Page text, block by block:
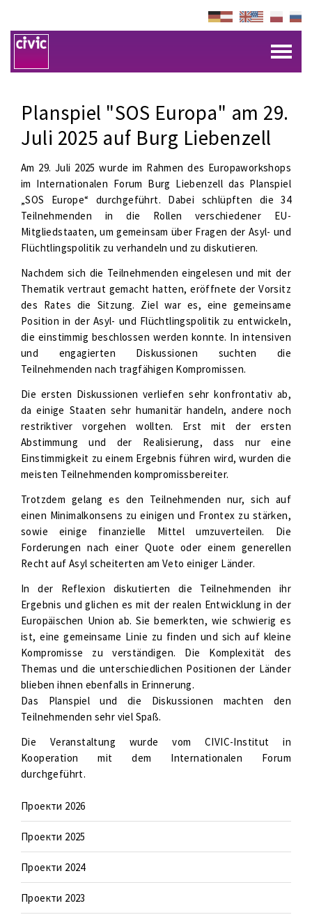
Planspiel "SOS Europa" am 29.
Juli 2025 auf Burg Liebenzell
Am 29. Juli 2025 wurde im Rahmen des Europaworkshops
im Internationalen Forum Burg Liebenzell das Planspiel
„SOS Europe“ durchgeführt. Dabei schlüpften die 34
Teilnehmenden in die Rollen verschiedener EU-
Mitgliedstaaten, um gemeinsam über Fragen der Asyl- und
Flüchtlingspolitik zu verhandeln und zu diskutieren.
Nachdem sich die Teilnehmenden eingelesen und mit der
Thematik vertraut gemacht hatten, eröffnete der Vorsitz
des Rates die Sitzung. Ziel war es, eine gemeinsame
Position in der Asyl- und Flüchtlingspolitik zu entwickeln,
die einstimmig beschlossen werden konnte. In intensiven
und engagierten Diskussionen suchten die
Teilnehmenden nach tragfähigen Kompromissen.
Die ersten Diskussionen verliefen sehr konfrontativ ab,
da einige Staaten sehr humanitär handeln, andere noch
restriktiver vorgehen wollten. Erst mit der ersten
Abstimmung und der Realisierung, dass nur eine
Einstimmigkeit zu einem Ergebnis führen wird, wurden die
meisten Teilnehmenden kompromissbereiter.
Trotzdem gelang es den Teilnehmenden nur, sich auf
einen Minimalkonsens zu einigen und Frontex zu stärken,
sowie einige finanzielle Mittel umzuverteilen. Die
Forderungen nach einer Quote oder einem generellen
Recht auf Asyl scheiterten am Veto einiger Länder.
In der Reflexion diskutierten die Teilnehmenden ihr
Ergebnis und glichen es mit der realen Entwicklung in der
Europäischen Union ab. Sie bemerkten, wie schwierig es
ist, eine gemeinsame Linie zu finden und sich auf kleine
Kompromisse zu verständigen. Die Komplexität des
Themas und die unterschiedlichen Positionen der Länder
blieben ihnen ebenfalls in Erinnerung.
Das Planspiel und die Diskussionen machten den
Teilnehmenden sehr viel Spaß.
Die Veranstaltung wurde vom CIVIC-Institut in
Kooperation mit dem Internationalen Forum
durchgeführt.
Проекти 2026
Проекти 2025
Проекти 2024
Проекти 2023